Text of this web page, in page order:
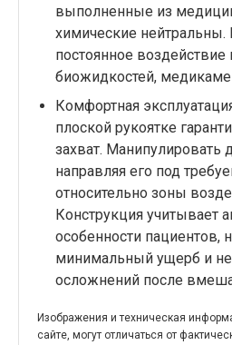
выполненные из
химические нейтральны.
постоянное воздействие
биожидкостей,
Комфортная
плоской рукоятке
захват. Манипулировать
направляя его под
относительно зоны
Конструкция учитывает
особенности пациентов,
минимальный ущерб и
осложнений после
Изображения и техническая
сайте, могут отличаться от